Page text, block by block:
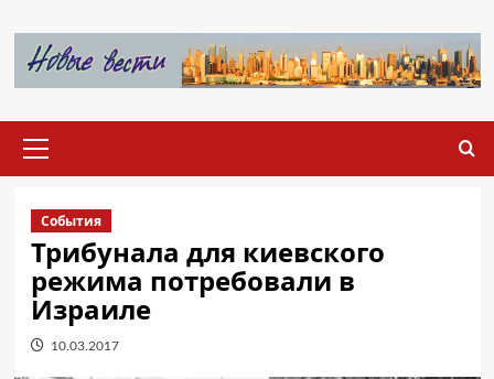
содержимому
меню
События
Трибунала для киевского
режима потребовали в
Израиле
10.03.2017